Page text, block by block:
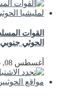
القوات
الحوثي
أغسطس 08, 2026